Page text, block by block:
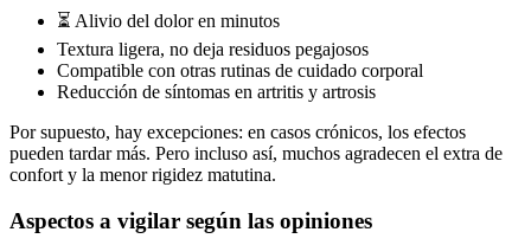
⏳ Alivio del dolor en minutos
Textura ligera, no deja residuos pegajosos
Compatible con otras rutinas de cuidado corporal
Reducción de síntomas en artritis y artrosis
Por supuesto, hay excepciones: en casos crónicos, los efectos
pueden tardar más. Pero incluso así, muchos agradecen el extra de
confort y la menor rigidez matutina.
Aspectos a vigilar según las opiniones